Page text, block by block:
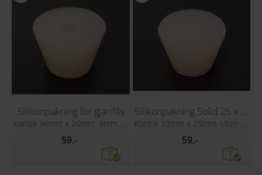
Silikonpakning for gjærlås
konisk 36mm x 20mm. 9mm hull
59,-
Silikonpakning Solid 25 x 33
Konisk 33mm x 25mm. Uten hull
59,-